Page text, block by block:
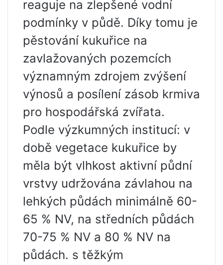
reaguje na zlepšené vodní
podmínky v půdě. Díky tomu je
pěstování kukuřice na
zavlažovaných pozemcích
významným zdrojem zvýšení
výnosů a posílení zásob krmiva
pro hospodářská zvířata.
Podle výzkumných institucí: v
době vegetace kukuřice by
měla být vlhkost aktivní půdní
vrstvy udržována závlahou na
lehkých půdách minimálně 60-
65 % NV, na středních půdách
70-75 % NV a 80 % NV na
půdách. s těžkým